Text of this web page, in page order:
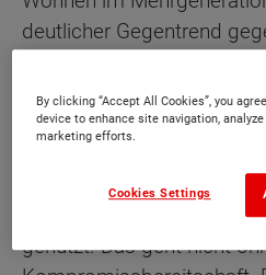
deutlicher Gegentrend
dass viele Menschen
unter einem Dach
haben. Küche,
Garten werden je nach
genutzt. Das geht nicht
By clicking “Accept All Cookies”, you
device to enhance site navigation,
marketing efforts.
Cookies Settings